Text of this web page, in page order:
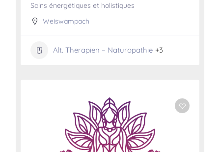
Soins énergétiques et holistiques
Weiswampach
Alt. Therapien – Naturopathie +3